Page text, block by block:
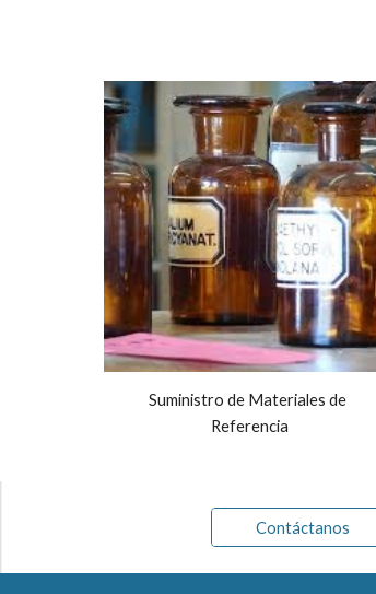
Suministro de Materiales de
Referencia
Contáctanos